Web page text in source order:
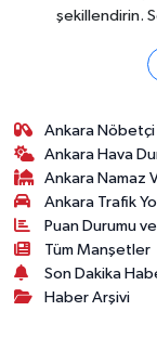
şekillendirin.
Ankara Nöbetçi
Ankara Hava
Ankara Namaz
Ankara Trafik
Puan Durumu
Tüm Manşetler
Son Dakika
Haber Arşivi